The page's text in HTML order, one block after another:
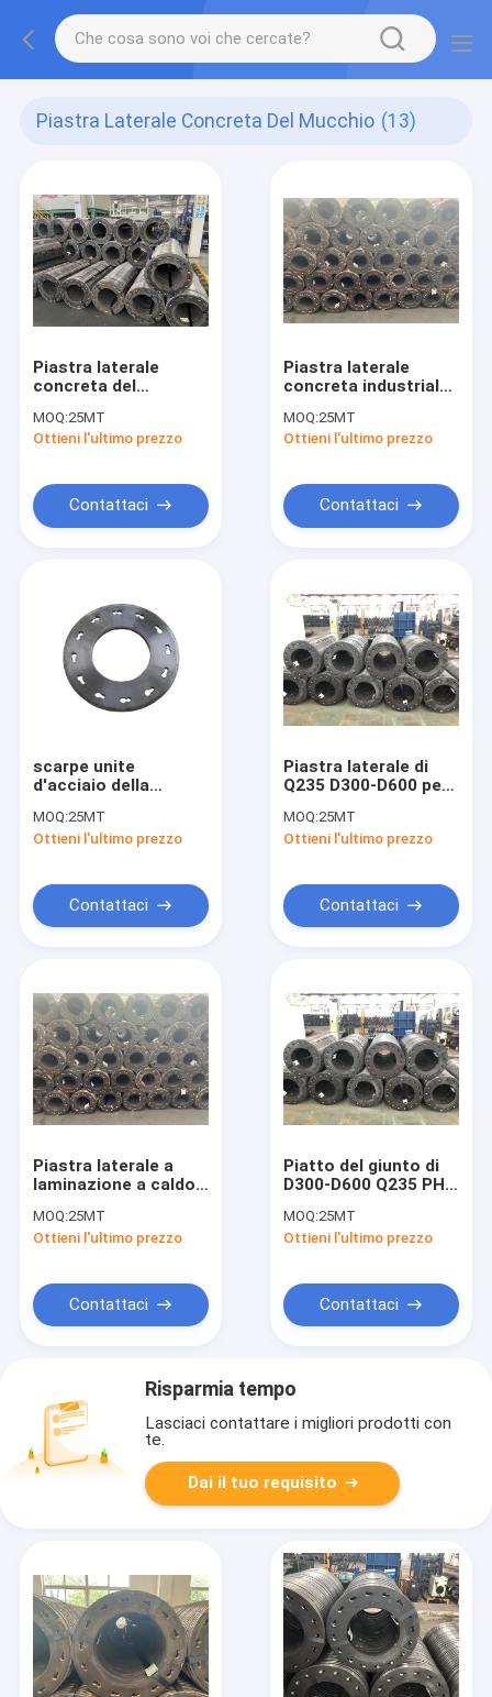
Piastra Laterale Concreta Del Mucchio (13)
Piastra laterale
concreta del
mucchio 550mm del
tubo
MOQ:25MT
Ottieni l'ultimo prezzo
Contattaci
Piastra laterale
concreta industriale
MOQ:25MT
Ottieni l'ultimo prezzo
Contattaci
scarpe unite
d'acciaio della
mucchio del
calcestruzzo
400mm
MOQ:25MT
Ottieni l'ultimo prezzo
Contattaci
Piastra laterale di
Q235 D300-D600 per
calcestruzzo
precompresso
MOQ:25MT
Ottieni l'ultimo prezzo
Contattaci
Piastra laterale a
laminazione a caldo
per il mucchio D300-
D1200mm del
MOQ:25MT
Ottieni l'ultimo prezzo
Contattaci
Piatto del giunto di
D300-D600 Q235 PHC
concreta del
mucchio
MOQ:25MT
Ottieni l'ultimo prezzo
Contattaci
Risparmia tempo
Lasciaci contattare i migliori prodotti con
te.
Dai il tuo requisito